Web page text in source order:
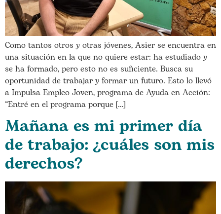
Como tantos otros y otras jóvenes, Asier se encuentra en
una situación en la que no quiere estar: ha estudiado y
se ha formado, pero esto no es suficiente. Busca su
oportunidad de trabajar y formar un futuro. Esto lo llevó
a Impulsa Empleo Joven, programa de Ayuda en Acción:
“Entré en el programa porque […]
Mañana es mi primer día
de trabajo: ¿cuáles son mis
derechos?